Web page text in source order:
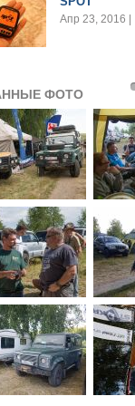
Апр 23, 2016 |
ФОТО